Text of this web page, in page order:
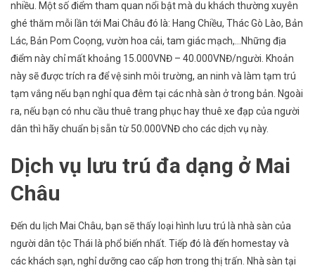
nhiều. Một số điểm tham quan nổi bật mà du khách thường xuyên
ghé thăm mỗi lần tới Mai Châu đó là: Hang Chiều, Thác Gò Lào, Bản
Lác, Bản Pom Coọng, vườn hoa cải, tam giác mạch,…Những địa
điểm này chỉ mất khoảng 15.000VNĐ – 40.000VNĐ/người. Khoản
này sẽ được trích ra để vệ sinh môi trường, an ninh và làm tạm trú
tạm vắng nếu bạn nghỉ qua đêm tại các nhà sàn ở trong bản. Ngoài
ra, nếu bạn có nhu cầu thuê trang phục hay thuê xe đạp của người
dân thì hãy chuẩn bị sẵn từ 50.000VNĐ cho các dịch vụ này.
Dịch vụ lưu trú đa dạng ở Mai
Châu
Đến du lịch Mai Châu, bạn sẽ thấy loại hình lưu trú là nhà sàn của
người dân tộc Thái là phổ biến nhất. Tiếp đó là đến homestay và
các khách sạn, nghỉ dưỡng cao cấp hơn trong thị trấn. Nhà sàn tại